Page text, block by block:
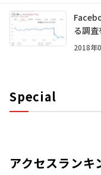
る調
2018年
Special
アクセスランキ